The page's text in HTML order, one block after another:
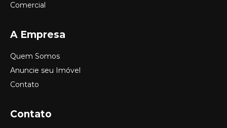
Comercial
A Empresa
Quem Somos
Anuncie seu Imóvel
Contato
Contato